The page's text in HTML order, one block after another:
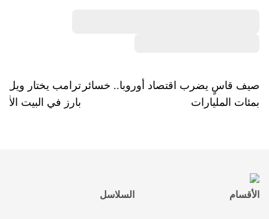
صيف قاسٍ يضرب اقتصاد أوروبا.. خسائر
بمئات المليارات
ترامب يختار
بارز في البيت
الأقسام السلاسل